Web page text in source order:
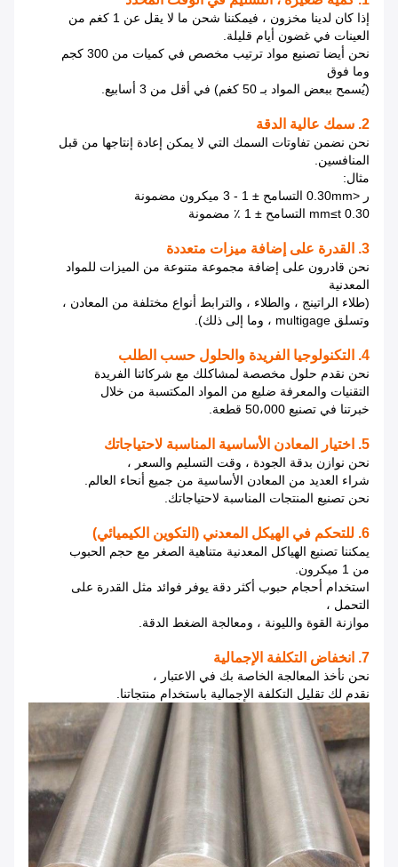
إذا كان لدينا مخزون ، فيمكننا شحن ما لا يقل عن 1 كغم من
العينات في غضون أيام قليلة.
نحن أيضا تصنيع مواد ترتيب مخصص في كميات من 300 كجم
وما فوق
(يُسمح ببعض المواد بـ 50 كغم) في أقل من 3 أسابيع.
2. سمك عالية الدقة
نحن نضمن تفاوتات السمك التي لا يمكن إعادة إنتاجها من قبل
المنافسين.
مثال:
ر <0.30mm التسامح ± 1 - 3 ميكرون مضمونة
0.30 mm≤t
التسامح ± 1 ٪ مضمونة
3. القدرة على إضافة ميزات متعددة
نحن قادرون على إضافة مجموعة متنوعة من الميزات للمواد
المعدنية
(طلاء الراتينج ، والطلاء ، والترابط أنواع مختلفة من المعادن ،
وتسلق multigage ، وما إلى ذلك).
4. التكنولوجيا الفريدة والحلول حسب الطلب
نحن نقدم حلول مخصصة لمشاكلك مع شركائنا الفريدة
التقنيات والمعرفة ضليع من المواد المكتسبة من خلال
خبرتنا في تصنيع 50،000 قطعة.
5. اختيار المعادن الأساسية المناسبة لاحتياجاتك
نحن نوازن بدقة الجودة ، وقت التسليم والسعر ،
شراء العديد من المعادن الأساسية من جميع أنحاء العالم.
نحن تصنيع المنتجات المناسبة لاحتياجاتك.
6. للتحكم في الهيكل المعدني (التكوين الكيميائي)
يمكننا تصنيع الهياكل المعدنية متناهية الصغر مع حجم الحبوب
من 1 ميكرون.
استخدام أحجام حبوب أكثر دقة يوفر فوائد مثل القدرة على
التحمل ،
موازنة القوة والليونة ، ومعالجة الضغط الدقة.
7. انخفاض التكلفة الإجمالية
نحن نأخذ المعالجة الخاصة بك في الاعتبار ،
نقدم لك تقليل التكلفة الإجمالية باستخدام منتجاتنا.